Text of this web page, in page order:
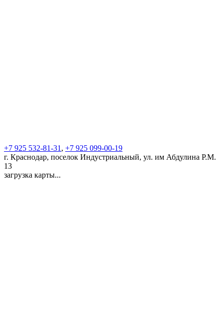
+7 925 532-81-31 , +7 925 099-00-19
г. Краснодар, поселок Индустриальный, ул. им Абдулина Р.М.
13
загрузка карты...